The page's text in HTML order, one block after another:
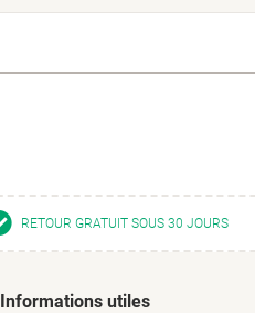
RETOUR GRATUIT SOUS 30 JOURS
Informations utiles